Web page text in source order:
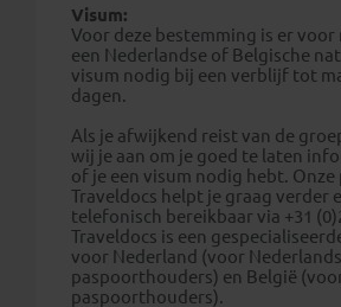
Visum:
Voor deze bestemming is er voor
een Nederlandse of Belgische
visum nodig bij een verblijf tot
dagen.
Als je afwijkend reist van de
wij je aan om je goed te laten
of je een visum nodig hebt.
Traveldocs helpt je graag verder
telefonisch bereikbaar via +31
Traveldocs is een
voor Nederland (voor
paspoorthouders) en België
paspoorthouders).